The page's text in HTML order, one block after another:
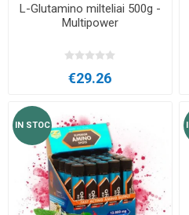
L-Glutamino milteliai 500g -
Multipower
€29.26
IN STOC